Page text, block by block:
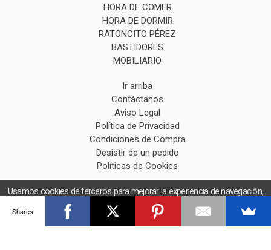
HORA DE COMER
HORA DE DORMIR
RATONCITO PÉREZ
BASTIDORES
MOBILIARIO
Ir arriba
Contáctanos
Aviso Legal
Política de Privacidad
Condiciones de Compra
Desistir de un pedido
Políticas de Cookies
| unandai@outlook.es |Tiempo de Entrega:Para artículos
por encargo 20 días aprox
(*) Precios con Impuestos incluidos
Usamos cookies de terceros para mejorar la experiencia de navegación,
y obtener estadísticas anónimas. Si continúa navegando consideramos
que acepta el uso de cookies.
OK Más información
Shares